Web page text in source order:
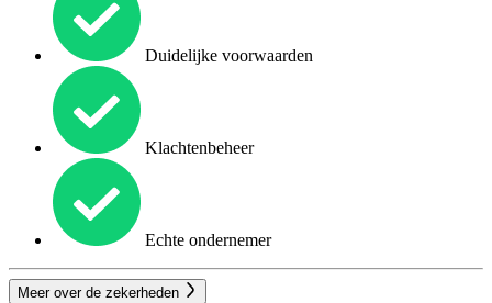
Duidelijke voorwaarden
Klachtenbeheer
Echte ondernemer
Meer over de zekerheden